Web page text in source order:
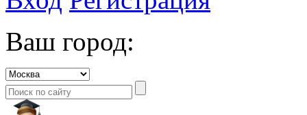
Ваш город: